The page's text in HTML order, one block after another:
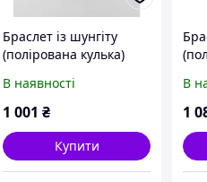
Браслет із шунгіту
(полірована кулька)
В наявності
1 001 ₴
Купити
В
1